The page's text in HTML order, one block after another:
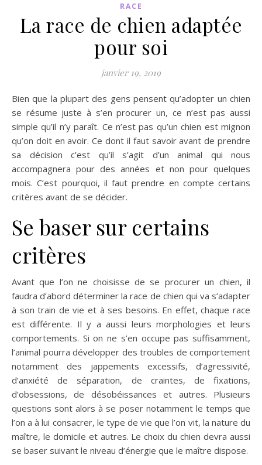
RACE
La race de chien adaptée
pour soi
janvier 19, 2019
Bien que la plupart des gens pensent qu’adopter un chien
se résume juste à s’en procurer un, ce n’est pas aussi
simple qu’il n’y paraît. Ce n’est pas qu’un chien est mignon
qu’on doit en avoir. Ce dont il faut savoir avant de prendre
sa décision c’est qu’il s’agit d’un animal qui nous
accompagnera pour des années et non pour quelques
mois. C’est pourquoi, il faut prendre en compte certains
critères avant de se décider.
Se baser sur certains
critères
Avant que l’on ne choisisse de se procurer un chien, il
faudra d’abord déterminer la race de chien qui va s’adapter
à son train de vie et à ses besoins. En effet, chaque race
est différente. Il y a aussi leurs morphologies et leurs
comportements. Si on ne s’en occupe pas suffisamment,
l’animal pourra développer des troubles de comportement
notamment des jappements excessifs, d’agressivité,
d’anxiété de séparation, de craintes, de fixations,
d’obsessions, de désobéissances et autres. Plusieurs
questions sont alors à se poser notamment le temps que
l’on a à lui consacrer, le type de vie que l’on vit, la nature du
maître, le domicile et autres. Le choix du chien devra aussi
se baser suivant le niveau d’énergie que le maître dispose.